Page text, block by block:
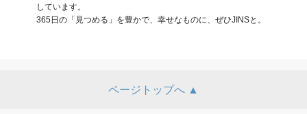
しています。
365日の「見つめる」を豊かで、幸せなものに、ぜひJINSと。
ページトップへ ▲